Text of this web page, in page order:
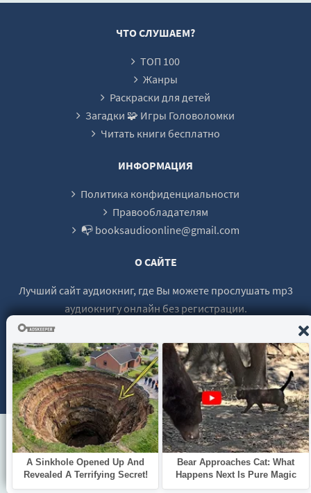
ЧТО СЛУШАЕМ?
ТОП 100
Жанры
Раскраски для детей
Загадки 🧩 Игры Головоломки
Читать книги бесплатно
ИНФОРМАЦИЯ
Политика конфиденциальности
Правообладателям
📭 booksaudioonline@gmail.com
О САЙТЕ
Лучший сайт аудиокниг, где Вы можете прослушать mp3
аудиокнигу онлайн без регистрации.
© 2021 - 2026 booksaudio-online.com Все права защищены.